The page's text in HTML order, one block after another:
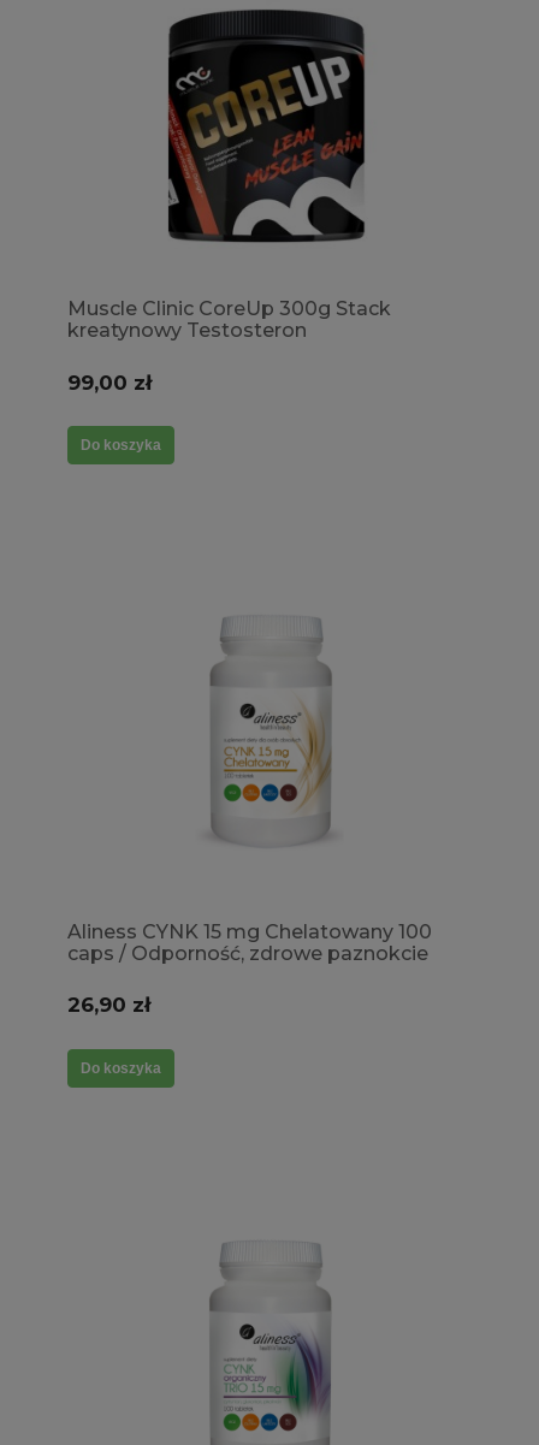
Muscle Clinic CoreUp 300g Stack
kreatynowy Testosteron
99,00 zł
Do koszyka
Aliness CYNK 15 mg Chelatowany 100
caps / Odporność, zdrowe paznokcie
26,90 zł
Do koszyka